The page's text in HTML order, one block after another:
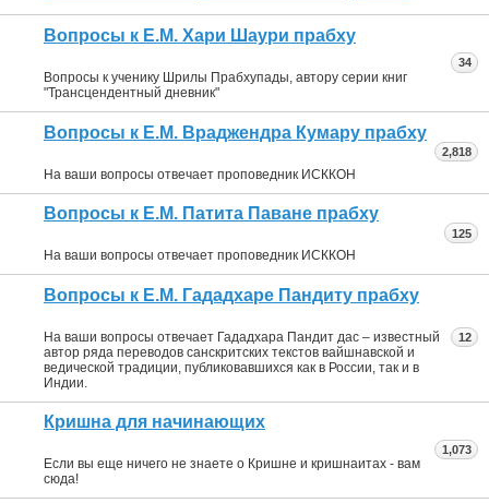
Вопросы к Е.М. Хари Шаури прабху
Вопросы к ученику Шрилы Прабхупады, автору серии книг
"Трансцендентный дневник"
34
Вопросы к Е.М. Враджендра Кумару прабху
На ваши вопросы отвечает проповедник ИСККОН
2,818
Вопросы к Е.М. Патита Паване прабху
На ваши вопросы отвечает проповедник ИСККОН
125
Вопросы к Е.М. Гададхаре Пандиту прабху
На ваши вопросы отвечает Гададхара Пандит дас – известный
автор ряда переводов санскритских текстов вайшнавской и
ведической традиции, публиковавшихся как в России, так и в
Индии.
12
Кришна для начинающих
Если вы еще ничего не знаете о Кришне и кришнаитах - вам
сюда!
1,073